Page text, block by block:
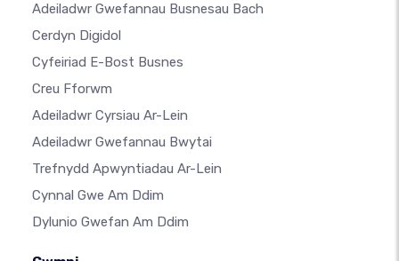
Adeiladwr Gwefannau Busnesau Bach
Cerdyn Digidol
Cyfeiriad E-Bost Busnes
Creu Fforwm
Adeiladwr Cyrsiau Ar-Lein
Adeiladwr Gwefannau Bwytai
Trefnydd Apwyntiadau Ar-Lein
Cynnal Gwe Am Ddim
Dylunio Gwefan Am Ddim